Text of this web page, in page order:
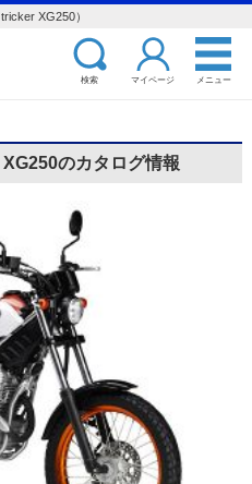
XG250）
検索 マイページ メニュー
のカタログ情報